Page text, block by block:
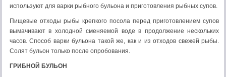
используют для варки рыбного бульона и приготовления рыбных супов.
Пищевые отходы рыбы крепкого посола перед приготовлением супов
вымачивают в холодной сменяемой воде в продолжение нескольких
часов. Способ варки бульона такой же, как и из отходов свежей рыбы.
Солят бульон только после опробования.
ГРИБНОЙ БУЛЬОН